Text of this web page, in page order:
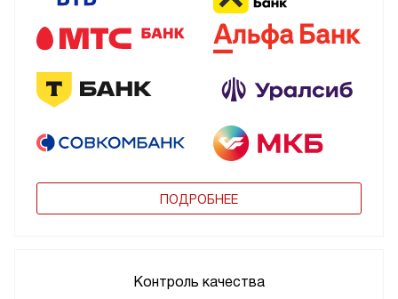
ПОДРОБНЕЕ
Контроль качества